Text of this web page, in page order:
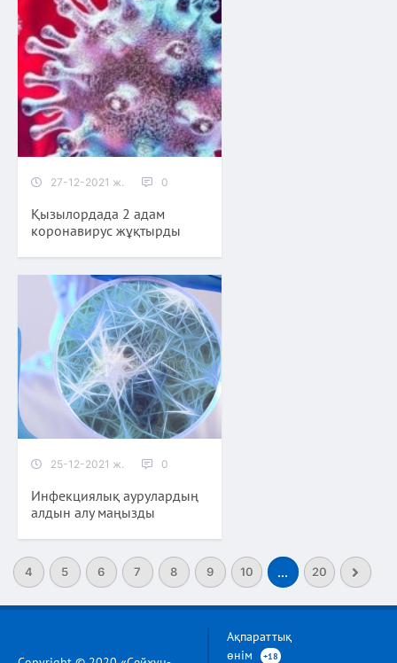
27-12-2021 ж. 0
Қызылордада 2 адам
коронавирус жұқтырды
25-12-2021 ж. 0
Инфекциялық аурулардың
алдын алу маңызды
4 5 6 7 8 9 10 ... 20
Ақпараттық
өнім
+18